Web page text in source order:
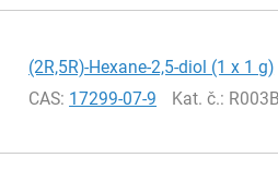
(2R,5R)-Hexane-2,5-diol (1 x 1 g)
CAS: 17299-07-9 Kat. č.: